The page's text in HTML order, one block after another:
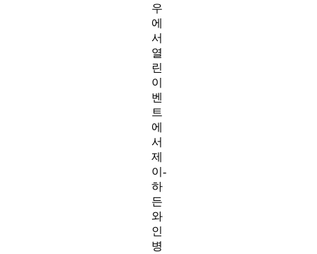
우
에
서
열
린
이
벤
트
에
서
제
이-
하
든
와
인
병